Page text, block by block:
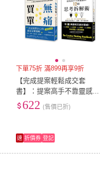
下單75折 滿899再享9折
【完成提案輕鬆成交套
書】：提案高手不靠靈感的1
2個思考拆解術+無痛買單
622 (售價已折)
速 折價券 登記